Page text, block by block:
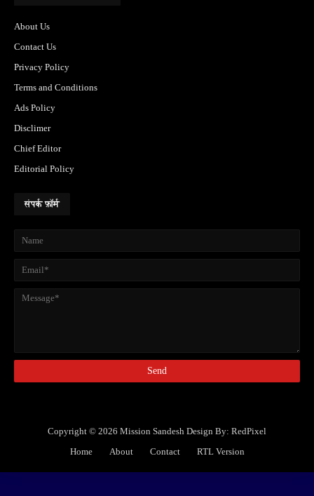
About Us
Contact Us
Privacy Policy
Terms and Conditions
Ads Policy
Disclimer
Chief Editor
Editorial Policy
संपर्क फ़ॉर्म
Copyright © 2026 Mission Sandesh Design By: RedPixel
Home
About Contact RTL Version